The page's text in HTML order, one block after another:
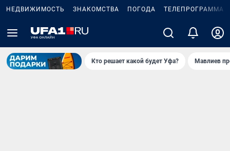
НЕДВИЖИМОСТЬ ЗНАКОМСТВА ПОГОДА ТЕЛЕПРОГРАММА
Кто решает какой будет Уфа? Мавлиев